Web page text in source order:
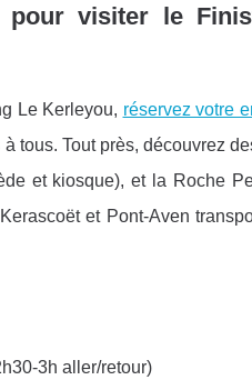
visiter le
Le Kerleyou, réservez votre
tous. Tout près, découvrez
et kiosque), et la Roche
et Pont-Aven
3h aller/retour)